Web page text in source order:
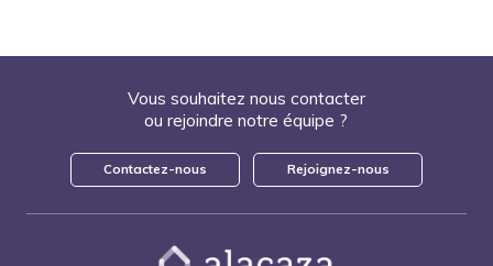
Vous souhaitez nous contacter
ou rejoindre notre équipe ?
Contactez-nous Rejoignez-nous